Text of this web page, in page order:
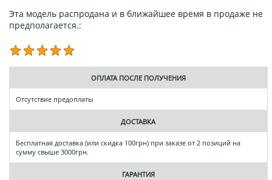
Эта модель распродана и в ближайшее время в продаже не
предполагается.:
ОПЛАТА ПОСЛЕ ПОЛУЧЕНИЯ
Отсутствие предоплаты
ДОСТАВКА
Бесплатная доставка (или скидка 100грн) при заказе от 2 позиций на
сумму свыше 3000грн.
ГАРАНТИЯ